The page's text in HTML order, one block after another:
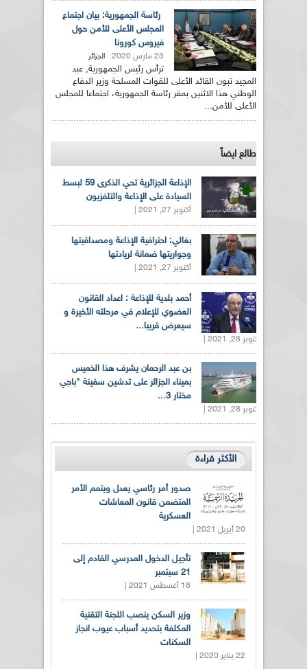
رئاسة الجمهورية: بيان اجتماع
المجلس الأعلى للأمن حول
فيروس كورونا
23 مارس 2020 الجزائر
ترأس رئيس الجمهورية, عبد
المجيد تبون القائد الأعلى للقوات المسلحة وزير الدفاع
الوطني هذا الاثنين بمقر رئاسة الجمهورية، اجتماعا للمجلس
الأعلى للأمن...
طالع ايضاً
الإذاعة الجزائرية تحي الذكرى 59 لبسط
السيادة على الإذاعة والتلفزيون
أكتوبر 27, 2021 |
بغالي: احترافية الإذاعة ومصداقيتها
وجواريتها ضمانة لريادتها
أكتوبر 27, 2021 |
أحمد بلدية للإذاعة : اعداد القانون
العضوي للإعلام في مرحلته الأخيرة و
سيعرض قريبا...
أكتوبر 28, 2021 |
بن عبد الرحمان يشرف هذا الخميس
بميناء الجزائر على تدشين سفينة "باجي
مختار 3...
أكتوبر 28, 2021 |
الأكثر قراءة
صدور أمر رئاسي يعدل ويتمم الأمر
المتضمن قانون المعاشات
العسكرية
20 أبريل 2021 |
تأجيل الدخول المدرسي القادم إلى
21 سبتمبر
18 أغسطس 2021 |
وزير السكن ينصب اللجنة التقنية
المكلفة بتحديد أسباب عيوب انجاز
السكنات
22 يناير 2020 |